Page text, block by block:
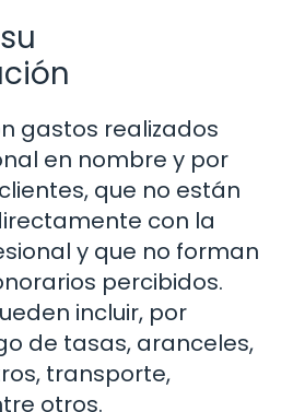
gastos realizados
en nombre y por
que no están
con la
y que no forman
percibidos.
incluir, por
de tasas, aranceles,
transporte,
otros.